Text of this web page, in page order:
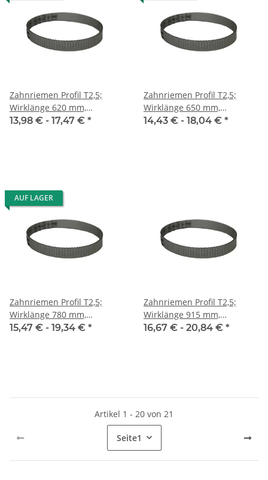
Zahnriemen Profil T2,5;
Wirklänge 620 mm,
Riemenbreite 10 mm
13,98 € - 17,47 € *
Zahnriemen Profil T2,5;
Wirklänge 650 mm,
Riemenbreite 10 mm
14,43 € - 18,04 € *
AUF LAGER
Zahnriemen Profil T2,5;
Wirklänge 780 mm,
Riemenbreite 10 mm
15,47 € - 19,34 € *
Zahnriemen Profil T2,5;
Wirklänge 915 mm,
Riemenbreite 10 mm
16,67 € - 20,84 € *
Artikel 1 - 20 von 21
Seite1